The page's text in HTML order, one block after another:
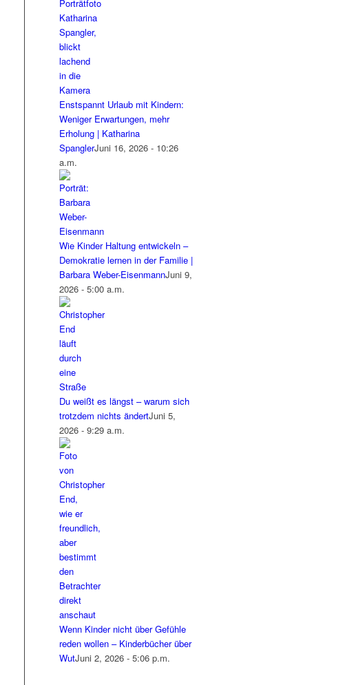
Enstspannt Urlaub mit Kindern:
Weniger Erwartungen, mehr
Erholung | Katharina
SpanglerJuni 16, 2026 - 10:26
a.m.
Wie Kinder Haltung entwickeln –
Demokratie lernen in der Familie |
Barbara Weber-EisenmannJuni 9,
2026 - 5:00 a.m.
Du weißt es längst – warum sich
trotzdem nichts ändertJuni 5,
2026 - 9:29 a.m.
Wenn Kinder nicht über Gefühle
reden wollen – Kinderbücher über
WutJuni 2, 2026 - 5:06 p.m.